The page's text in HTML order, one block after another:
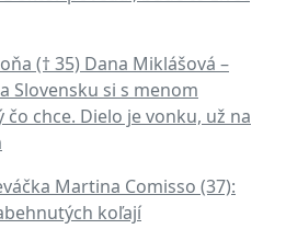
(† 35) Dana Miklášová –
Slovensku si s menom
chce. Dielo je vonku, už na
Martina Comisso (37):
koľají